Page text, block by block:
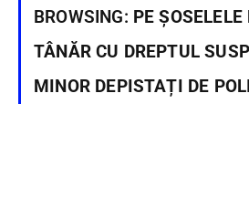
BROWSING: PE
TÂNĂR CU DREPTUL
MINOR DEPISTAȚI DE